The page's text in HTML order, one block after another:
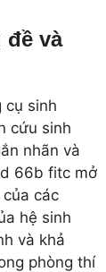
đề và
cụ sinh
cứu sinh
nhãn và
66b fitc mở
các
hệ sinh
và khả
phòng thí